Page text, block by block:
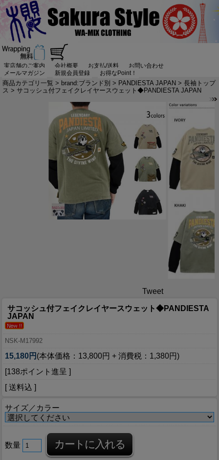
実店舗のご案内 会社概要 お支払/送料
お問い合わせ
メールマガジン
新規会員登録 お得なPoint！
商品カテゴリ一覧 > brand:ブランド別 > PANDIESTA JAPAN > 長袖トップ
ス > サコッシュ付フェイクレイヤースウェット◆PANDIESTA JAPAN
Tweet
サコッシュ付フェイクレイヤースウェット◆PANDIESTA
JAPAN
NSK-M17992
15,180円 (本体価格：13,800円 + 消費税：1,380円)
[138ポイント進呈 ]
[ 送料込 ]
サイズ／カラー
数量